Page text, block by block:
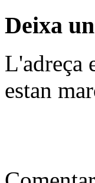
Deixa
L'adreça
estan